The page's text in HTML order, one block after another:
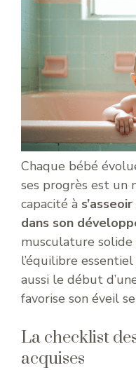
Chaque bébé
ses progrès est un
capacité à
dans son
musculature
l’équilibre
aussi le début
favorise son éveil
La checklist
acquises